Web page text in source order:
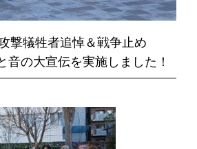
犠牲者追悼＆戦争止め
の大宣伝を実施しました！